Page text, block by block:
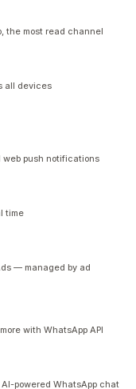
the most read channel
all devices
push notifications
time
— managed by ad
with WhatsApp API
powered WhatsApp chat